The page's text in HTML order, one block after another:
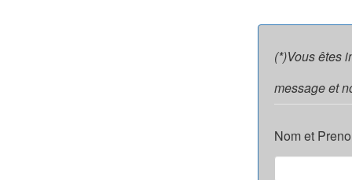
(*)Vous êtes
message et
Nom et